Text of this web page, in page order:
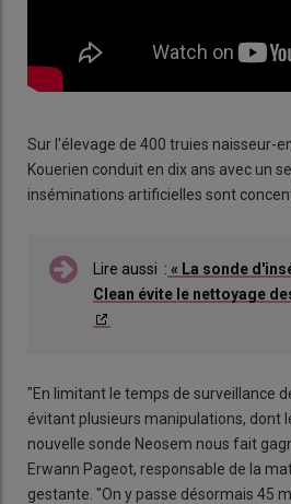
Sur l'élevage de 400 truies naisseur-
Kouerien conduit en dix ans avec un
inséminations artificielles sont
Lire aussi : « La sonde
Clean évite le nettoyage
"En limitant le temps de surveillance
évitant plusieurs manipulations, dont
nouvelle sonde Neosem nous fait
Erwann Pageot, responsable de la
gestante. "On y passe désormais 45